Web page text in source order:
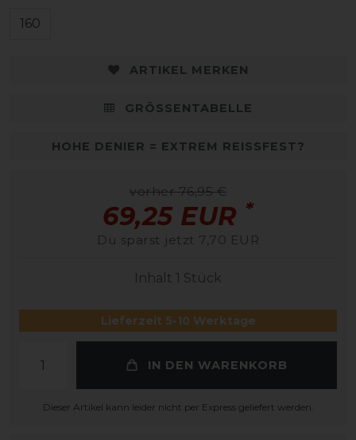
160
ARTIKEL MERKEN
GRÖSSENTABELLE
HOHE DENIER = EXTREM REISSFEST?
vorher 76,95 €
69,25 EUR *
Du sparst jetzt 7,70 EUR
Inhalt 1 Stück
Lieferzeit 5-10 Werktage
IN DEN WARENKORB
Dieser Artikel kann leider nicht per Express geliefert werden.